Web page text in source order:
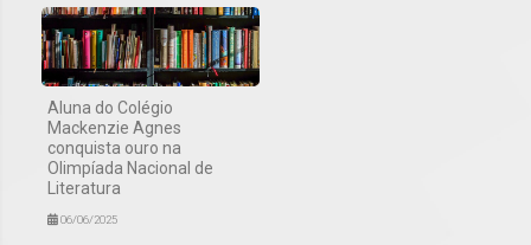
Aluna do Colégio
Mackenzie Agnes
conquista ouro na
Olimpíada Nacional de
Literatura
06/06/2025